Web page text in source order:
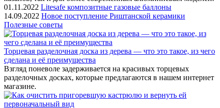
01.11.2022 Litesafe композитные газовые баллоны
14.09.2022 Новое поступление Риштанской керамики
Полезные советы
Торцевая разделочная доска из дерева — что это такое, из чего
сделана и её преимущества
Взгляд поневоле задерживается на красивых торцевых
разделочных досках, которые предлагаются в нашем интернет
магазине.